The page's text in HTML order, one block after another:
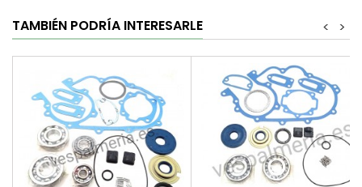
TAMBIÉN PODRÍA INTERESARLE
>
<